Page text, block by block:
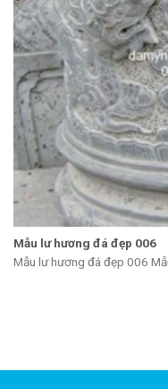
Mẫu lư hương đá đẹp 006
Mẫu lư hương đá đẹp 006